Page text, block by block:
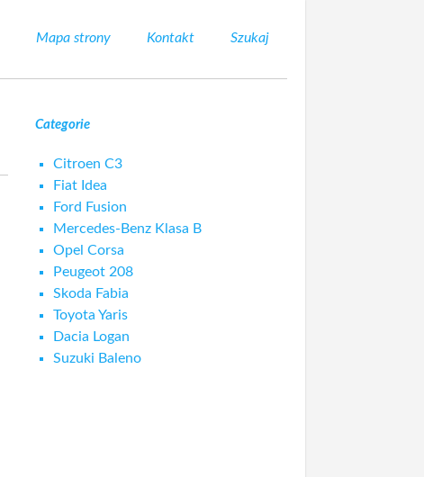
Mapa strony Kontakt Szukaj
Categorie
Citroen C3
Fiat Idea
Ford Fusion
Mercedes-Benz Klasa B
Opel Corsa
Peugeot 208
Skoda Fabia
Toyota Yaris
Dacia Logan
Suzuki Baleno